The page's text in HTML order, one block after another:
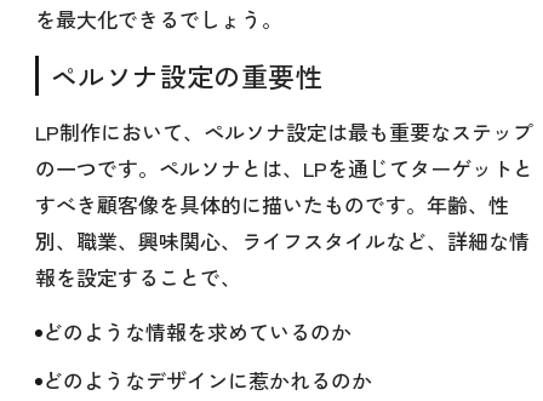
を最大化できるでしょう。
ペルソナ設定の重要性
LP制作において、ペルソナ設定は最も重要なステップ
の一つです。ペルソナとは、LPを通じてターゲットと
すべき顧客像を具体的に描いたものです。年齢、性
別、職業、興味関心、ライフスタイルなど、詳細な情
報を設定することで、
どのような情報を求めているのか
どのようなデザインに惹かれるのか